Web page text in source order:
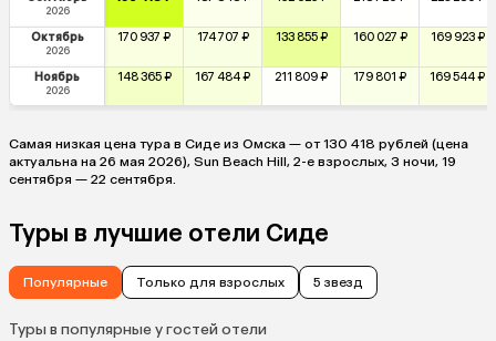
2026
Октябрь
2026
170 937 ₽ 174 707 ₽ 133 855 ₽ 160 027 ₽ 169 923 ₽
Ноябрь
2026
148 365 ₽ 167 484 ₽ 211 809 ₽ 179 801 ₽ 169 544 ₽
Самая низкая цена тура в Сиде из Омска — от 130 418 рублей (цена
актуальна на 26 мая 2026), Sun Beach Hill, 2-е взрослых, 3 ночи, 19
сентября — 22 сентября.
Туры в лучшие отели Сиде
Популярные Только для взрослых 5 звезд
Туры в популярные у гостей отели